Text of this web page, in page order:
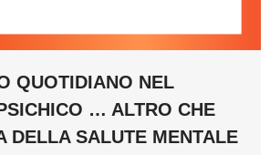
QUOTIDIANO NEL
… ALTRO CHE
DELLA SALUTE MENTALE